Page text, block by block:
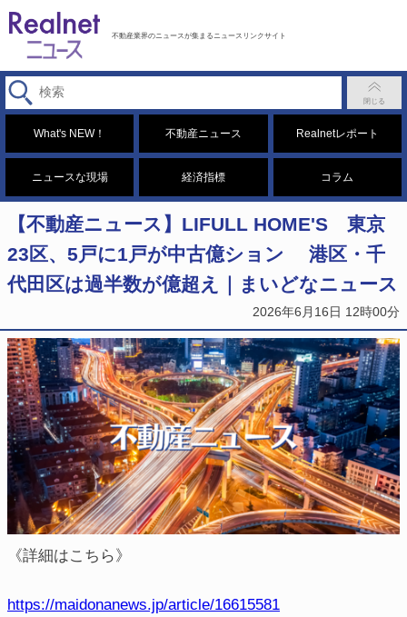
不動産業界のニュースが集まるニュースリンクサイト
What's NEW！ 不動産ニュース Realnetレポート
ニュースな現場 経済指標 コラム
【不動産ニュース】LIFULL HOME'S 東京
23区、5戸に1戸が中古億ション 港区・千
代田区は過半数が億超え｜まいどなニュース
2026年6月16日 12時00分
《詳細はこちら》
https://maidonanews.jp/article/16615581